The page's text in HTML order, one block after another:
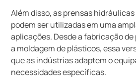
Além disso, as prensas
podem ser utilizadas em uma
aplicações. Desde a fabricação
a moldagem de plásticos, essa
que as indústrias adaptem o
necessidades específicas.